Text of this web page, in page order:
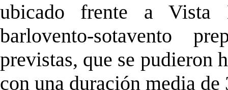
ubicado frente a Vista
barlovento-sotavento
previstas, que se pudieron
con una duración media de